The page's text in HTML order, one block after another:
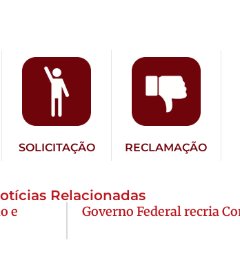
SOLICITAÇÃO RECLAMAÇÃO
Relacionadas
e
Governo Federal recria